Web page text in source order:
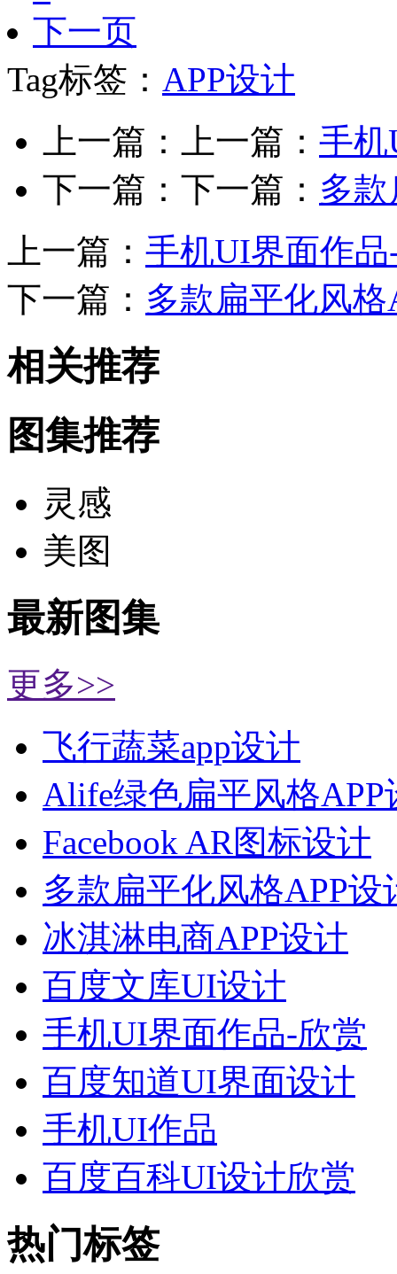
下一页
Tag标签： APP设计
上一篇：上一篇： 手机
下一篇：下一篇： 多
上一篇： 手机UI界面作
下一篇： 多款扁平化风格
相关推荐
图集推荐
灵感
美图
最新图集
更多>>
飞行蔬菜app设计
Alife绿色扁平风格APP
Facebook AR图标设计
多款扁平化风格APP设
冰淇淋电商APP设计
百度文库UI设计
手机UI界面作品-欣赏
百度知道UI界面设计
手机UI作品
百度百科UI设计欣赏
热门标签